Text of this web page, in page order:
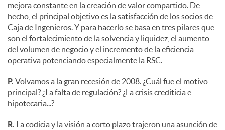
mejora constante en la creación de valor compartido. De
hecho, el principal objetivo es la satisfacción de los socios de
Caja de Ingenieros. Y para hacerlo se basa en tres pilares que
son el fortalecimiento de la solvencia y liquidez, el aumento
del volumen de negocio y el incremento de la eficiencia
operativa potenciando especialmente la RSC.
P. Volvamos a la gran recesión de 2008. ¿Cuál fue el motivo
principal? ¿La falta de regulación? ¿La crisis crediticia e
hipotecaria...?
R. La codicia y la visión a corto plazo trajeron una asunción de